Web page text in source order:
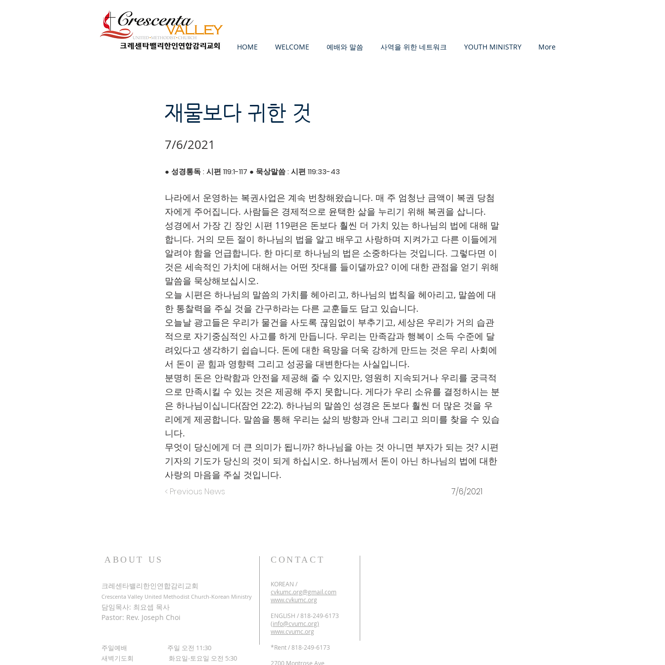
HOME WELCOME 예배와 말씀 사역을 위한 네트워크 YOUTH MINISTRY More
재물보다 귀한 것
7/6/2021
● 성경통독 : 시편 119:1-117 ● 묵상말씀 : 시편 119:33-43
나라에서 운영하는 복권사업은 계속 번창해왔습니다. 매 주 엄청난 금액이 복권 당첨
자에게 주어집니다. 사람들은 경제적으로 윤택한 삶을 누리기 위해 복권을 삽니다.
성경에서 가장 긴 장인 시편 119편은 돈보다 훨씬 더 가치 있는 하나님의 법에 대해 말
합니다. 거의 모든 절이 하나님의 법을 알고 배우고 사랑하며 지켜가고 다른 이들에게
알려야 함을 언급합니다. 한 마디로 하나님의 법은 소중하다는 것입니다. 그렇다면 이
것은 세속적인 가치에 대해서는 어떤 잣대를 들이댈까요? 이에 대한 관점을 얻기 위해
말씀을 묵상해보십시오.
오늘 시편은 하나님의 말씀의 가치를 헤아리고, 하나님의 법칙을 헤아리고, 말씀에 대
한 통찰력을 주실 것을 간구하라는 다른 교훈들도 담고 있습니다.
오늘날 광고들은 우리가 물건을 사도록 끊임없이 부추기고, 세상은 우리가 거의 습관
적으로 자기중심적인 사고를 하게 만듭니다. 우리는 만족감과 행복이 소득 수준에 달
려있다고 생각하기 쉽습니다. 돈에 대한 욕망을 더욱 강하게 만드는 것은 우리 사회에
서 돈이 곧 힘과 영향력 그리고 성공을 대변한다는 사실입니다.
분명히 돈은 안락함과 안전을 제공해 줄 수 있지만, 영원히 지속되거나 우리를 궁극적
으로 만족시킬 수 있는 것은 제공해 주지 못합니다. 게다가 우리 소유를 결정하시는 분
은 하나님이십니다(잠언 22:2). 하나님의 말씀인 성경은 돈보다 훨씬 더 많은 것을 우
리에게 제공합니다. 말씀을 통해 우리는 삶의 방향과 안내 그리고 의미를 찾을 수 있습
니다.
무엇이 당신에게 더 큰 의미가 됩니까? 하나님을 아는 것 아니면 부자가 되는 것? 시편
기자의 기도가 당신의 것이 되게 하십시오. 하나님께서 돈이 아닌 하나님의 법에 대한
사랑의 마음을 주실 것입니다.
< Previous News 7/6/2021
ABOUT US
크레센타밸리한인연합감리교회
Crescenta Valley United Methodist Church-Korean Ministry
담임목사: 최요셉 목사
Pastor: Rev. Joseph Choi
주일예배 주일 오전 11:30
새벽기도회
화요일-토요일 오전 5:30
CONTACT
KOREAN /
cvkumc.org@gmail.com
www.cvkumc.org
ENGLISH / 818-249-6173
(info@cvumc.org)
www.cvumc.org
​*Rent / 818-249-6173
2700 Montrose Ave,